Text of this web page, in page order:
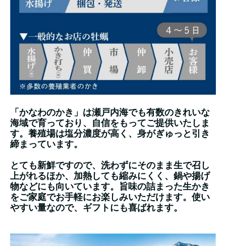
「かなわのかき」は瀬戸内海でも有数のきれいな
海域で育っており、自信をもってご提供いたしま
す。養殖場は塩分濃度が高く、身がぎゅっと引き
締まっています。
とても新鮮ですので、洗わずにそのまま生で召し
上がれるほか、加熱しても縮みにくく、鍋や揚げ
物などにも向いています。旨味の詰まった生かき
をご家庭でお手軽にお楽しみいただけます。使い
やすい量なので、ギフトにも喜ばれます。